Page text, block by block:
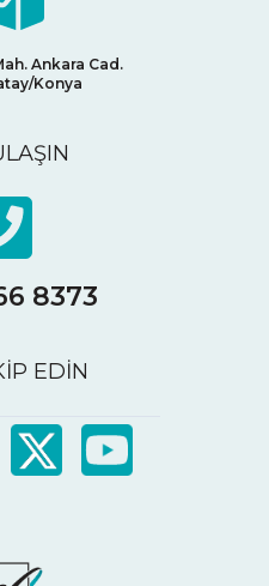
Ankara Cad.
Konya
8373
EDİN